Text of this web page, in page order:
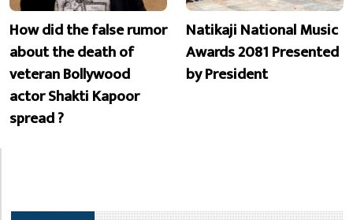
How did the false rumor
about the death of
veteran Bollywood
actor Shakti Kapoor
spread ?
Natikaji National Music
Awards 2081 Presented
by President